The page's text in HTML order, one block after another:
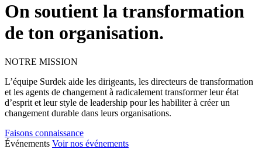
On soutient la transformation
de ton organisation.
NOTRE MISSION
L’équipe Surdek aide les dirigeants, les directeurs de transformation
et les agents de changement à radicalement transformer leur état
d’esprit et leur style de leadership pour les habiliter à créer un
changement durable dans leurs organisations.
Faisons connaissance
Événements Voir nos événements